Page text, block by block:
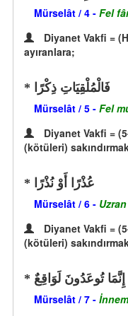
Mürselât / 4 - Fel
Diyanet Vakfi =
ayıranlara;
فَالْمُلْقِيَاتِ ذِكْرًا
Mürselât / 5 - Fel
Diyanet Vakfi =
(kötüleri)
عُذْرًا أَوْ نُذْرًا
Mürselât / 6 -
Diyanet Vakfi =
(kötüleri)
إِنَّمَا تُوعَدُونَ لَوَاقِعٌ
Mürselât / 7 -